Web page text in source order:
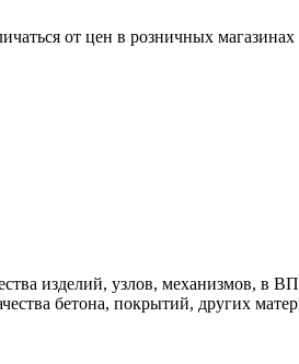
от цен в розничных магазинах
изделий, узлов, механизмов,
бетона, покрытий, других